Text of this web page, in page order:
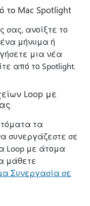
το Mac Spotlight
σας, ανοίξτε το
ένα μήνυμα ή
μια νέα
από το Spotlight.
Loop με
τα
συνεργάζεστε σε
Loop με άτομα
μάθετε
Συνεργασία σε